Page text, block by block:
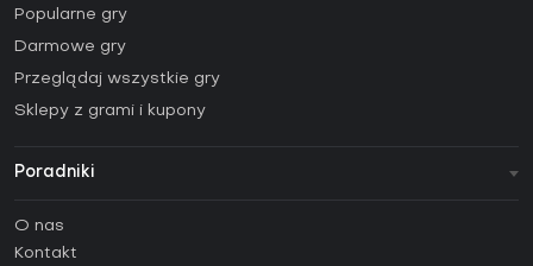
Popularne gry
Darmowe gry
Przeglądaj wszystkie gry
Sklepy z grami i kupony
Poradniki
Poradniki
O nas
Kontakt